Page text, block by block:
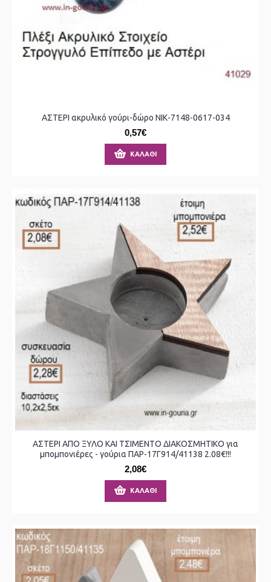
ΑΣΤΕΡΙ ακρυλικό γούρι-δώρο ΝΙΚ-7148-0617-034
0,57€
ΚΑΛΆΘΙ
ΑΣΤΕΡΙ ΑΠΟ ΞΥΛΟ ΚΑΙ ΤΣΙΜΕΝΤΟ ΔΙΑΚΟΣΜΗΤΙΚΟ για
μπομπονιέρες - γούρια ΠΑΡ-17Γ914/41138 2.08€!!!
2,08€
ΚΑΛΆΘΙ